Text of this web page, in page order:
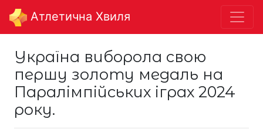
Aтлетична Хвиля
Україна виборола свою
першу золоту медаль на
Паралімпійських іграх 2024
року.